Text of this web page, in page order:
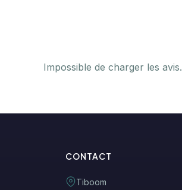
Impossible de charger les avis.
CONTACT
Tiboom